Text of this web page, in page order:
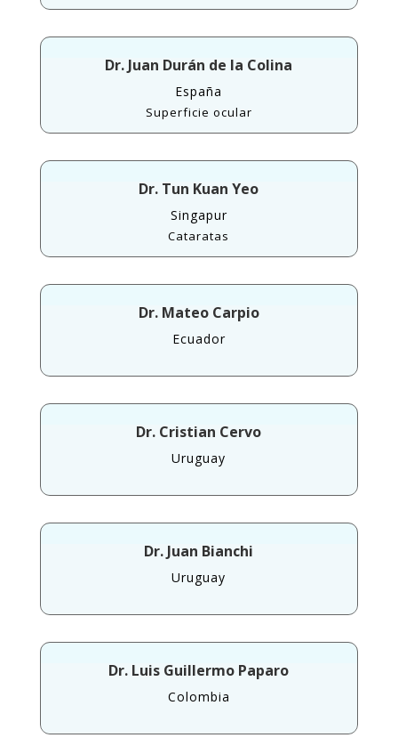
Dr. Juan Durán de la Colina
España
Superficie ocular
Dr. Tun Kuan Yeo
Singapur
Cataratas
Dr. Mateo Carpio
Ecuador
Dr. Cristian Cervo
Uruguay
Dr. Juan Bianchi
Uruguay
Dr. Luis Guillermo Paparo
Colombia